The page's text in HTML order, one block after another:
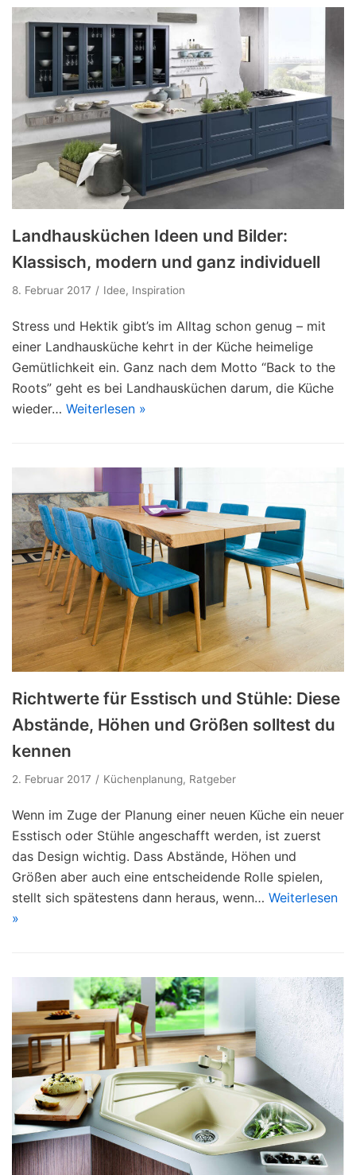
Landhausküchen Ideen und Bilder:
Klassisch, modern und ganz individuell
8. Februar 2017 Idee, Inspiration
Stress und Hektik gibt’s im Alltag schon genug – mit
einer Landhausküche kehrt in der Küche heimelige
Gemütlichkeit ein. Ganz nach dem Motto “Back to the
Roots” geht es bei Landhausküchen darum, die Küche
wieder… Weiterlesen »
Richtwerte für Esstisch und Stühle: Diese
Abstände, Höhen und Größen solltest du
kennen
2. Februar 2017 Küchenplanung, Ratgeber
Wenn im Zuge der Planung einer neuen Küche ein neuer
Esstisch oder Stühle angeschafft werden, ist zuerst
das Design wichtig. Dass Abstände, Höhen und
Größen aber auch eine entscheidende Rolle spielen,
stellt sich spätestens dann heraus, wenn… Weiterlesen
»